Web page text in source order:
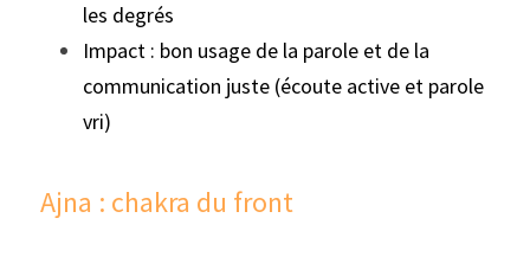
les degrés
Impact : bon usage de la parole et de la
communication juste (écoute active et parole
vri)
Ajna : chakra du front